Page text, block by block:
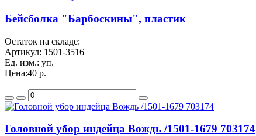
Бейсболка "Барбоскины", пластик
Остаток на складе:
Артикул: 1501-3516
Ед. изм.: уп.
Цена:40 р.
Головной убор индейца Вождь /1501-1679 703174